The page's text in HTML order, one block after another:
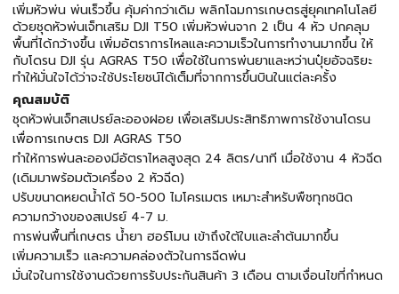
เพิ่มหัวพ่น พ่นเร็วขึ้น คุ้มค่ากว่าเดิม พลิกโฉมการเกษตรสู่ยุคเทคโนโลยี
ด้วยชุดหัวพ่นเจ็ทเสริม DJI T50 เพิ่มหัวพ่นจาก 2 เป็น 4 หัว ปกคลุม
พื้นที่ได้กว้างขึ้น เพิ่มอัตราการไหลและความเร็วในการทำงานมากขึ้น ให้
กับโดรน DJI รุ่น AGRAS T50 เพื่อใช้ในการพ่นยาและหว่านปุ๋ยอัจฉริยะ
ทำให้มั่นใจได้ว่าจะใช้ประโยชน์ได้เต็มที่จากการขึ้นบินในแต่ละครั้ง
คุณสมบัติ
ชุดหัวพ่นเจ็ทสเปรย์ละอองฝอย เพื่อเสริมประสิทธิภาพการใช้งานโดรน
เพื่อการเกษตร DJI AGRAS T50
ทำให้การพ่นละอองมีอัตราไหลสูงสุด 24 ลิตร/นาที เมื่อใช้งาน 4 หัวฉีด
(เดิมมาพร้อมตัวเครื่อง 2 หัวฉีด)
ปรับขนาดหยดน้ำได้ 50-500 ไมโครเมตร เหมาะสำหรับพืชทุกชนิด
ความกว้างของสเปรย์ 4-7 ม.
การพ่นพื้นที่เกษตร น้ำยา ฮอร์โมน เข้าถึงใต้ใบและลำต้นมากขึ้น
เพิ่มความเร็ว และความคล่องตัวในการฉีดพ่น
มั่นใจในการใช้งานด้วยการรับประกันสินค้า 3 เดือน ตามเงื่อนไขที่กำหนด